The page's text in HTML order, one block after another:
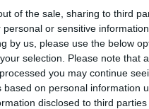
of the sale, sharing to third
personal or sensitive
by us, please use the below
selection. Please note that
you may continue
based on personal information
disclosed to third
Powertrain s.r.o. Jihlava • linkový
na ubytování (Jihlava, okres
Powertrain s.r.o. Jihlava •
bonus 50.000 Kč • příspěvek